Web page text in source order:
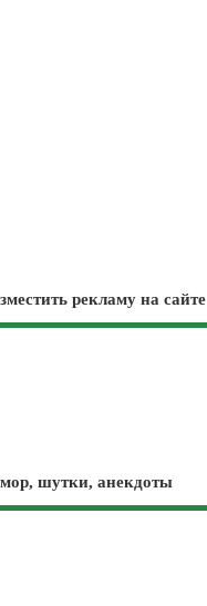
рекламу на сайте
шутки, анекдоты